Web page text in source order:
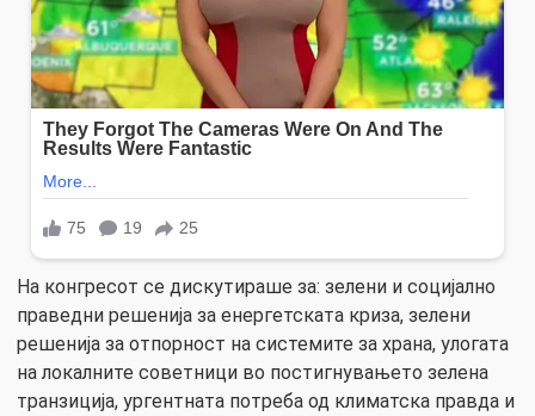
На конгресот се дискутираше за: зелени и социјално
праведни решенија за енергетската криза, зелени
решенија за отпорност на системите за храна, улогата
на локалните советници во постигнувањето зелена
транзиција, ургентната потреба од климатска правда и